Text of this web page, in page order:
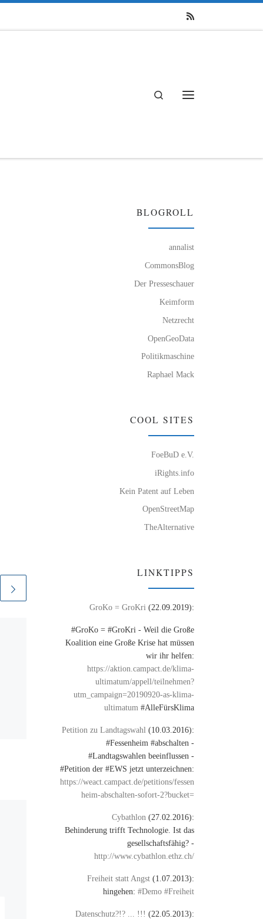
Search
Veröffentlicht am
2009
Deutsche Kinderhilfe
#Kinderhilfe außer
manipulierender
#Öffentlichkeitsarbeit?
BLOGROLL
annalist
CommonsBlog
Der Presseschauer
Keimform
Netzrecht
OpenGeoData
Politikmaschine
Raphael Mack
COOL SITES
FoeBuD e.V.
iRights.info
Kein Patent auf Leben
OpenStreetMap
TheAlternative
LINKTIPPS
GroKo = GroKri (22.09.2019):
#GroKo = #GroKri - Weil die Große
Koalition eine Große Krise hat müssen
wir ihr helfen:
https://aktion.campact.de/klima-
ultimatum/appell/teilnehmen?
utm_campaign=20190920-as-klima-
ultimatum #AlleFürsKlima
Petition zu Landtagswahl (10.03.2016):
#Fessenheim #abschalten -
#Landtagswahlen beeinflussen -
#Petition der #EWS jetzt unterzeichnen:
https://weact.campact.de/petitions/fessen
heim-abschalten-sofort-2?bucket=
Cybathlon (27.02.2016):
Behinderung trifft Technologie. Ist das
gesellschaftsfähig? -
http://www.cybathlon.ethz.ch/
Freiheit statt Angst (1.07.2013):
hingehen: #Demo #Freiheit
Datenschutz?!? ... !!! (22.05.2013):